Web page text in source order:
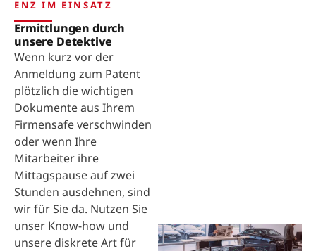
ENZ IM EINSATZ
Ermittlungen durch
unsere Detektive
Wenn kurz vor der
Anmeldung zum Patent
plötzlich die wichtigen
Dokumente aus Ihrem
Firmensafe verschwinden
oder wenn Ihre
Mitarbeiter ihre
Mittagspause auf zwei
Stunden ausdehnen, sind
wir für Sie da. Nutzen Sie
unser Know-how und
unsere diskrete Art für